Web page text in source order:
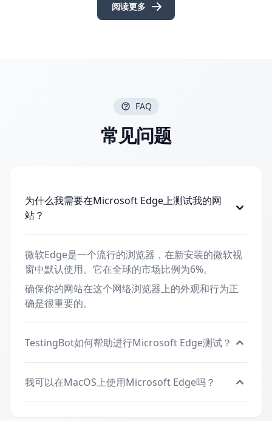
阅读更多
FAQ
常见问题
为什么我需要在Microsoft Edge上测试我的网
站？
微软Edge是一个流行的浏览器，在新安装的微软视
窗中默认使用。它在全球的市场比例为6%。
确保你的网站在这个网络浏览器上的外观和行为正
确是很重要的。
TestingBot如何帮助进行Microsoft Edge测试？
我可以在MacOS上使用Microsoft Edge吗？